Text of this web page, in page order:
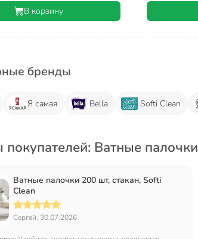
В корзину
бренды
Я самая Bella Softi Clean
Ватные палочки
Ватные палочки 200 шт, стакан, Softi
Clean
Сергей, 30.07.2026